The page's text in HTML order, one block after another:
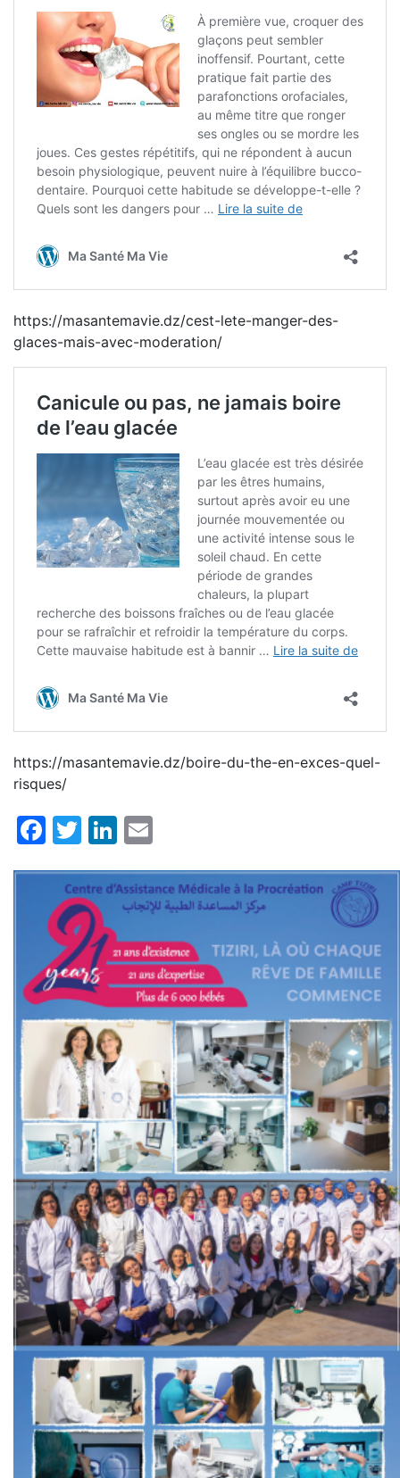
https://masantemavie.dz/cest-lete-manger-des-
glaces-mais-avec-moderation/
https://masantemavie.dz/boire-du-the-en-exces-quel-
risques/
Facebook
TwitterLinkedIn